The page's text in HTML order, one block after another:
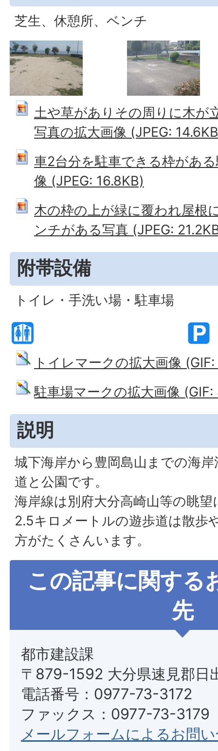
芝生、休憩所、ベンチ
土や草がありその周りに木が
写真の拡大画像 (JPEG:
車2台分を駐車できる枠があ
像 (JPEG: 16.8KB)
木の枠の上が緑に覆われ屋根
ンチがある写真 (JPEG:
附帯設備
トイレ・手洗い場・駐車場
トイレマークの拡大画像
駐車場マークの拡大画像
説明
城下海岸から豊岡島山までの海
道と公園です。
海岸線は別府大分高崎山等の眺
2.5キロメートルの遊歩道は散歩
方がたくさんいます。
この記事に関する
先
都市建設課
〒879-1592 大分県速見郡日
電話番号：0977-73-3172
ファックス：0977-73-3179
メールフォームによるお問